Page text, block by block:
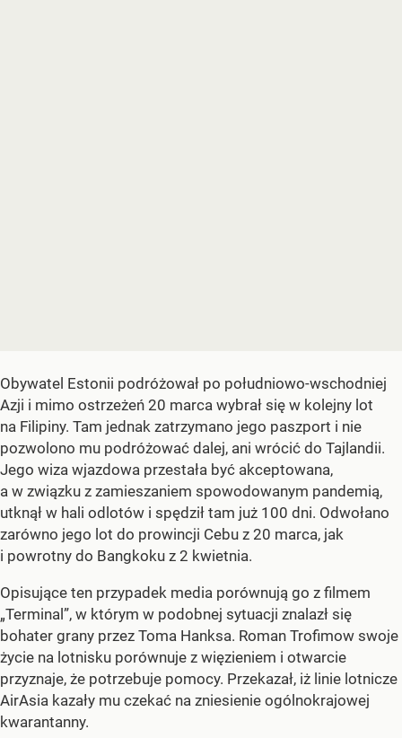
Obywatel Estonii podróżował po południowo-wschodniej
Azji i mimo ostrzeżeń 20 marca wybrał się w kolejny lot
na Filipiny. Tam jednak zatrzymano jego paszport i nie
pozwolono mu podróżować dalej, ani wrócić do Tajlandii.
Jego wiza wjazdowa przestała być akceptowana,
a w związku z zamieszaniem spowodowanym pandemią,
utknął w hali odlotów i spędził tam już 100 dni. Odwołano
zarówno jego lot do prowincji Cebu z 20 marca, jak
i powrotny do Bangkoku z 2 kwietnia.
Opisujące ten przypadek media porównują go z filmem
„Terminal”, w którym w podobnej sytuacji znalazł się
bohater grany przez Toma Hanksa. Roman Trofimow swoje
życie na lotnisku porównuje z więzieniem i otwarcie
przyznaje, że potrzebuje pomocy. Przekazał, iż linie lotnicze
AirAsia kazały mu czekać na zniesienie ogólnokrajowej
kwarantanny.